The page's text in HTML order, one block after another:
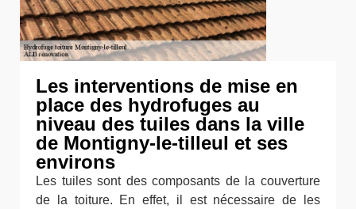
Les interventions de mise en
place des hydrofuges au
niveau des tuiles dans la ville
de Montigny-le-tilleul et ses
environs
Les tuiles sont des composants de la couverture
de la toiture. En effet, il est nécessaire de les